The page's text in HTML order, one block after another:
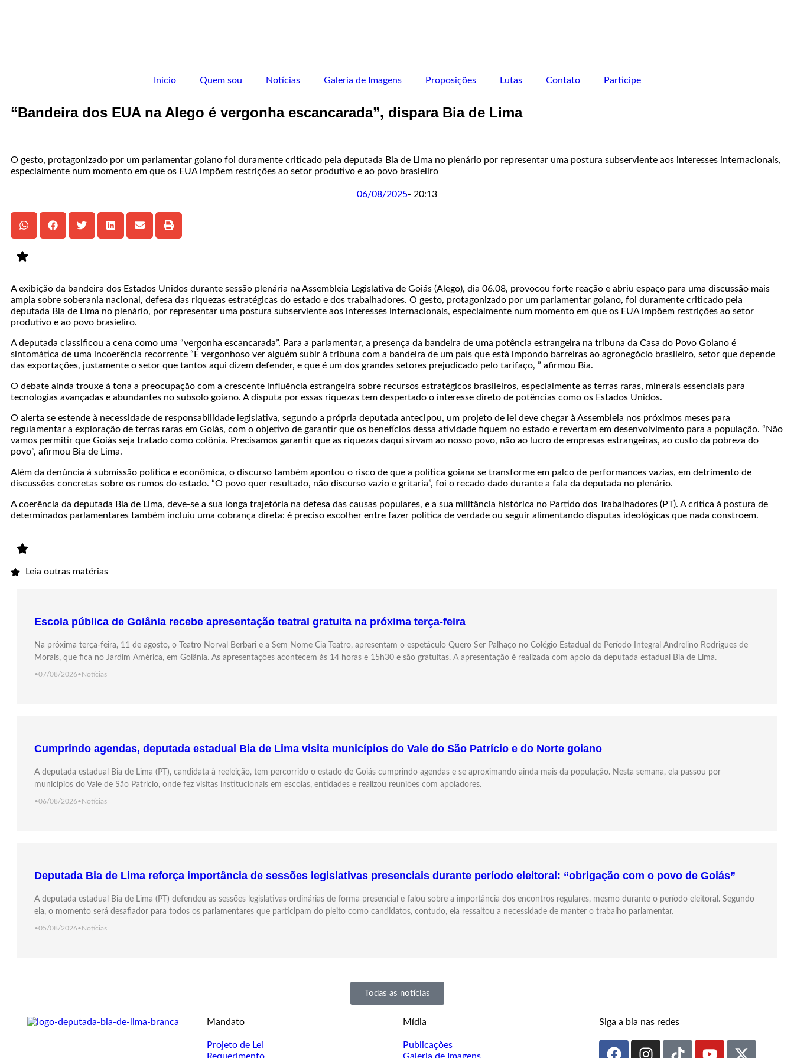
Início Quem sou Notícias Galeria de Imagens Proposições Lutas Contato Participe
“Bandeira dos EUA na Alego é vergonha escancarada”, dispara Bia de Lima
O gesto, protagonizado por um parlamentar goiano foi duramente criticado pela deputada Bia de Lima no plenário por representar uma postura subserviente aos interesses internacionais,
especialmente num momento em que os EUA impõem restrições ao setor produtivo e ao povo brasieliro
06/08/2025- 20:13
A exibição da bandeira dos Estados Unidos durante sessão plenária na Assembleia Legislativa de Goiás (Alego), dia 06.08, provocou forte reação e abriu espaço para uma discussão mais
ampla sobre soberania nacional, defesa das riquezas estratégicas do estado e dos trabalhadores. O gesto, protagonizado por um parlamentar goiano, foi duramente criticado pela
deputada Bia de Lima no plenário, por representar uma postura subserviente aos interesses internacionais, especialmente num momento em que os EUA impõem restrições ao setor
produtivo e ao povo brasieliro.
A deputada classificou a cena como uma “vergonha escancarada”. Para a parlamentar, a presença da bandeira de uma potência estrangeira na tribuna da Casa do Povo Goiano é
sintomática de uma incoerência recorrente “É vergonhoso ver alguém subir à tribuna com a bandeira de um país que está impondo barreiras ao agronegócio brasileiro, setor que depende
das exportações, justamente o setor que tantos aqui dizem defender, e que é um dos grandes setores prejudicado pelo tarifaço, ” afirmou Bia.
O debate ainda trouxe à tona a preocupação com a crescente influência estrangeira sobre recursos estratégicos brasileiros, especialmente as terras raras, minerais essenciais para
tecnologias avançadas e abundantes no subsolo goiano. A disputa por essas riquezas tem despertado o interesse direto de potências como os Estados Unidos.
O alerta se estende à necessidade de responsabilidade legislativa, segundo a própria deputada antecipou, um projeto de lei deve chegar à Assembleia nos próximos meses para
regulamentar a exploração de terras raras em Goiás, com o objetivo de garantir que os benefícios dessa atividade fiquem no estado e revertam em desenvolvimento para a população. “Não
vamos permitir que Goiás seja tratado como colônia. Precisamos garantir que as riquezas daqui sirvam ao nosso povo, não ao lucro de empresas estrangeiras, ao custo da pobreza do
povo”, afirmou Bia de Lima.
Além da denúncia à submissão política e econômica, o discurso também apontou o risco de que a política goiana se transforme em palco de performances vazias, em detrimento de
discussões concretas sobre os rumos do estado. “O povo quer resultado, não discurso vazio e gritaria”, foi o recado dado durante a fala da deputada no plenário.
A coerência da deputada Bia de Lima, deve-se a sua longa trajetória na defesa das causas populares, e a sua militância histórica no Partido dos Trabalhadores (PT). A crítica à postura de
determinados parlamentares também incluiu uma cobrança direta: é preciso escolher entre fazer política de verdade ou seguir alimentando disputas ideológicas que nada constroem.
Leia outras matérias
Escola pública de Goiânia recebe apresentação teatral gratuita na próxima terça-feira
Na próxima terça-feira, 11 de agosto, o Teatro Norval Berbari e a Sem Nome Cia Teatro, apresentam o espetáculo Quero Ser Palhaço no Colégio Estadual de Período Integral Andrelino Rodrigues de
Morais, que fica no Jardim América, em Goiânia. As apresentações acontecem às 14 horas e 15h30 e são gratuitas. A apresentação é realizada com apoio da deputada estadual Bia de Lima.
•07/08/2026•Notícias
Cumprindo agendas, deputada estadual Bia de Lima visita municípios do Vale do São Patrício e do Norte goiano
A deputada estadual Bia de Lima (PT), candidata à reeleição, tem percorrido o estado de Goiás cumprindo agendas e se aproximando ainda mais da população. Nesta semana, ela passou por
municípios do Vale de São Patrício, onde fez visitas institucionais em escolas, entidades e realizou reuniões com apoiadores.
•06/08/2026•Notícias
Deputada Bia de Lima reforça importância de sessões legislativas presenciais durante período eleitoral: “obrigação com o povo de Goiás”
A deputada estadual Bia de Lima (PT) defendeu as sessões legislativas ordinárias de forma presencial e falou sobre a importância dos encontros regulares, mesmo durante o período eleitoral. Segundo
ela, o momento será desafiador para todos os parlamentares que participam do pleito como candidatos, contudo, ela ressaltou a necessidade de manter o trabalho parlamentar.
•05/08/2026•Notícias
Todas as notícias
Mandato
Projeto de Lei
Mídia
Publicações
Siga a bia nas redes